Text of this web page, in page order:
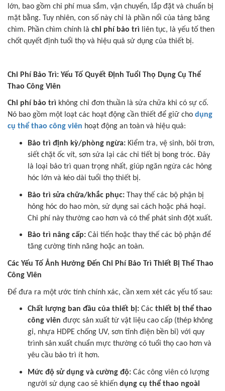
lớn, bao gồm chi phí mua sắm, vận chuyển, lắp đặt và chuẩn bị
mặt bằng. Tuy nhiên, con số này chỉ là phần nổi của tảng băng
chìm. Phần chìm chính là chi phí bảo trì liên tục, là yếu tố then
chốt quyết định tuổi thọ và hiệu quả sử dụng của thiết bị.
Chi Phí Bảo Trì: Yếu Tố Quyết Định Tuổi Thọ Dụng Cụ Thể
Thao Công Viên
Chi phí bảo trì không chỉ đơn thuần là sửa chữa khi có sự cố.
Nó bao gồm một loạt các hoạt động cần thiết để giữ cho dụng
cụ thể thao công viên hoạt động an toàn và hiệu quả:
Bảo trì định kỳ/phòng ngừa: Kiểm tra, vệ sinh, bôi trơn,
siết chặt ốc vít, sơn sửa lại các chi tiết bị bong tróc. Đây
là loại bảo trì quan trọng nhất, giúp ngăn ngừa các hỏng
hóc lớn và kéo dài tuổi thọ thiết bị.
Bảo trì sửa chữa/khắc phục: Thay thế các bộ phận bị
hỏng hóc do hao mòn, sử dụng sai cách hoặc phá hoại.
Chi phí này thường cao hơn và có thể phát sinh đột xuất.
Bảo trì nâng cấp: Cải tiến hoặc thay thế các bộ phận để
tăng cường tính năng hoặc an toàn.
Các Yếu Tố Ảnh Hưởng Đến Chi Phí Bảo Trì Thiết Bị Thể Thao
Công Viên
Để đưa ra một ước tính chính xác, cần xem xét các yếu tố sau:
Chất lượng ban đầu của thiết bị: Các thiết bị thể thao
công viên được sản xuất từ vật liệu cao cấp (thép không
gỉ, nhựa HDPE chống UV, sơn tĩnh điện bền bỉ) với quy
trình sản xuất chuẩn mực thường có tuổi thọ cao hơn và
yêu cầu bảo trì ít hơn.
Mức độ sử dụng và cường độ: Các công viên có lượng
người sử dụng cao sẽ khiến dụng cụ thể thao ngoài